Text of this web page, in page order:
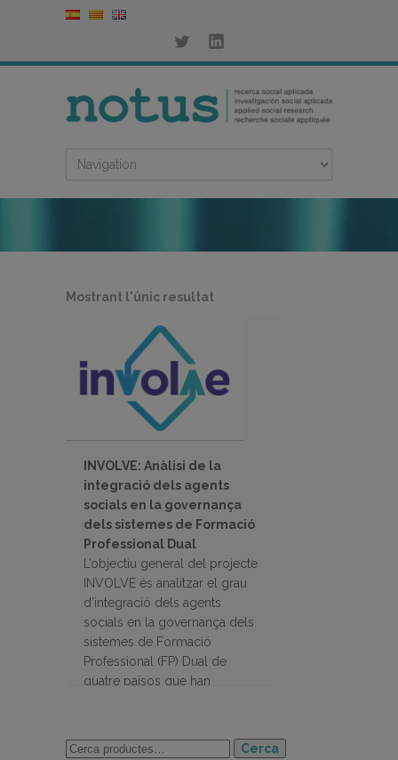
Mostrant l'únic resultat
INVOLVE: Anàlisi de la
integració dels agents
socials en la governança
dels sistemes de Formació
Professional Dual
L’objectiu general del projecte
INVOLVE és analitzar el grau
d’integració dels agents
socials en la governança dels
sistemes de Formació
Professional (FP) Dual de
quatre països que han
Cerca